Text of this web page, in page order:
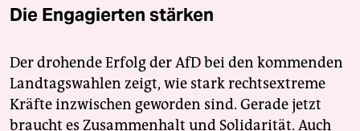
Die Engagierten stärken
Der drohende Erfolg der AfD bei den kommenden
Landtagswahlen zeigt, wie stark rechtsextreme
Kräfte inzwischen geworden sind. Gerade jetzt
braucht es Zusammenhalt und Solidarität. Auch